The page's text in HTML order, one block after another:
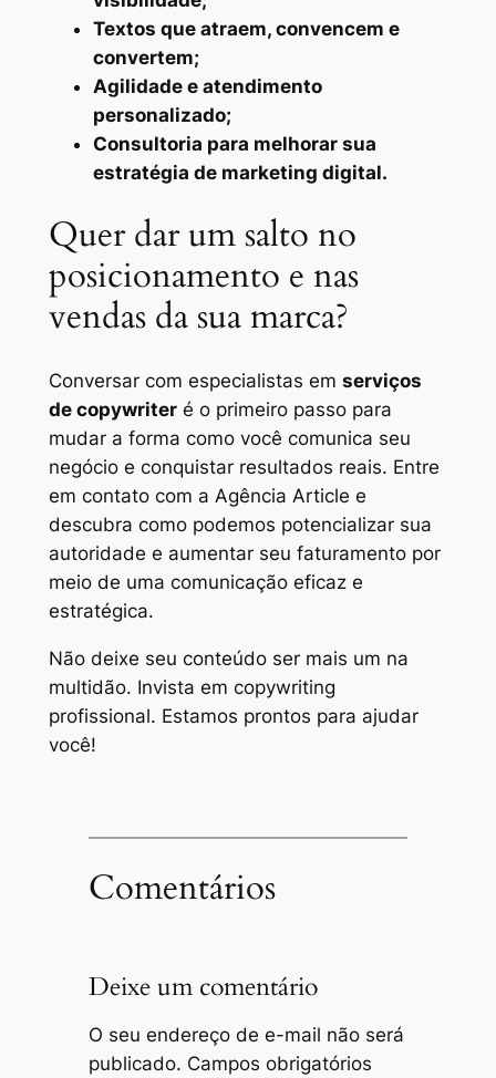
Textos que atraem, convencem e
convertem;
Agilidade e atendimento
personalizado;
Consultoria para melhorar sua
estratégia de marketing digital.
Quer dar um salto no
posicionamento e nas
vendas da sua marca?
Conversar com especialistas em serviços
de copywriteré o primeiro passo para
mudar a forma como você comunica seu
negócio e conquistar resultados reais. Entre
em contato com a Agência Article e
descubra como podemos potencializar sua
autoridade e aumentar seu faturamento por
meio de uma comunicação eficaz e
estratégica.
Não deixe seu conteúdo ser mais um na
multidão. Invista em copywriting
profissional. Estamos prontos para ajudar
você!
Comentários
Deixe um comentário
O seu endereço de e-mail não será
publicado. Campos obrigatórios